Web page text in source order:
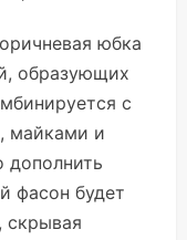
юбка
образующих
с
майками и
фасон будет
скрывая